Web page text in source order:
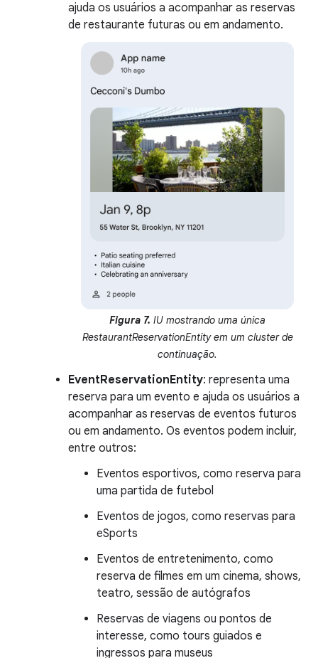
ajuda os usuários a acompanhar as reservas
de restaurante futuras ou em andamento.
Figura 7. IU mostrando uma única
RestaurantReservationEntity em um cluster de
continuação.
EventReservationEntity: representa uma
reserva para um evento e ajuda os usuários a
acompanhar as reservas de eventos futuros
ou em andamento. Os eventos podem incluir,
entre outros:
Eventos esportivos, como reserva para
uma partida de futebol
Eventos de jogos, como reservas para
eSports
Eventos de entretenimento, como
reserva de filmes em um cinema, shows,
teatro, sessão de autógrafos
Reservas de viagens ou pontos de
interesse, como tours guiados e
ingressos para museus